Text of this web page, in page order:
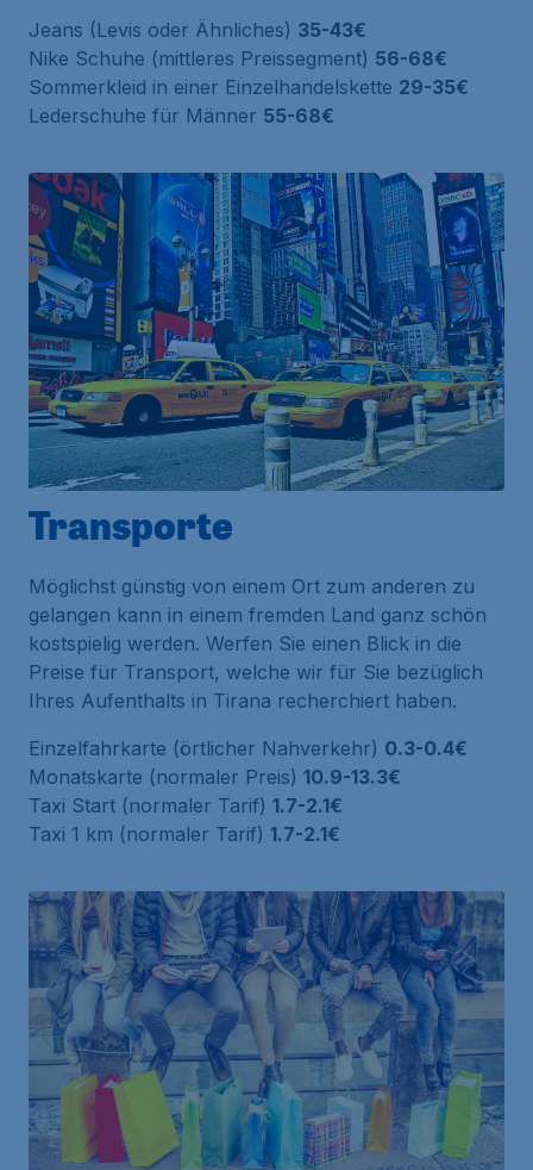
Jeans (Levis oder Ähnliches) 35-43€
Nike Schuhe (mittleres Preissegment) 56-68€
Sommerkleid in einer Einzelhandelskette 29-35€
Lederschuhe für Männer 55-68€
Transporte
Möglichst günstig von einem Ort zum anderen zu
gelangen kann in einem fremden Land ganz schön
kostspielig werden. Werfen Sie einen Blick in die
Preise für Transport, welche wir für Sie bezüglich
Ihres Aufenthalts in Tirana recherchiert haben.
Einzelfahrkarte (örtlicher Nahverkehr) 0.3-0.4€
Monatskarte (normaler Preis) 10.9-13.3€
Taxi Start (normaler Tarif) 1.7-2.1€
Taxi 1 km (normaler Tarif) 1.7-2.1€